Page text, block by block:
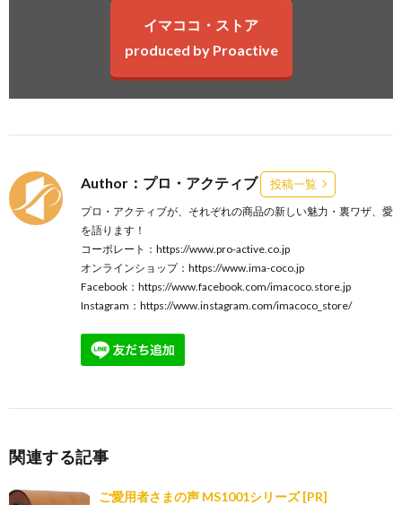
イマココ・ストア
produced by Proactive
Author：プロ・アクティブ 投稿一覧
プロ・アクティブが、それぞれの商品の新しい魅力・裏ワザ、愛
を語ります！
コーポレート： https://www.pro-active.co.jp
オンラインショップ： https://www.ima-coco.jp
Facebook： https://www.facebook.com/imacoco.store.jp
Instagram： https://www.instagram.com/imacoco_store/
関連する記事
ご愛用者さまの声 MS1001シリーズ [PR]